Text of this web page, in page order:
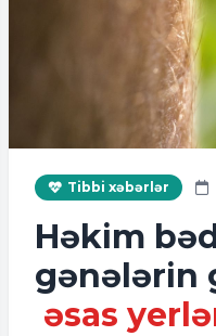
Tibbi xəbərlər
Həkim
gənələrin
əsas